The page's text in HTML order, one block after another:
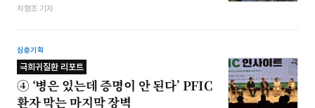
차형조 기자
심층기획
극희귀질환 리포트
④ ‘병은 있는데 증명이 안 된다’ PFIC
환자 막는 마지막 장벽